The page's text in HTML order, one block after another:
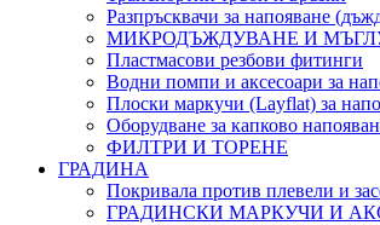
Разпръсквачи за напояване
МИКРОДЪЖДУВАНЕ И
Пластмасови резбови фитинги
Водни помпи и аксесоари за
Плоски маркучи (Layflat) за
Оборудване за капково
ФИЛТРИ И ТОРЕНЕ
ГРАДИНА
Покривала против плевели и
ГРАДИНСКИ МАРКУЧИ И